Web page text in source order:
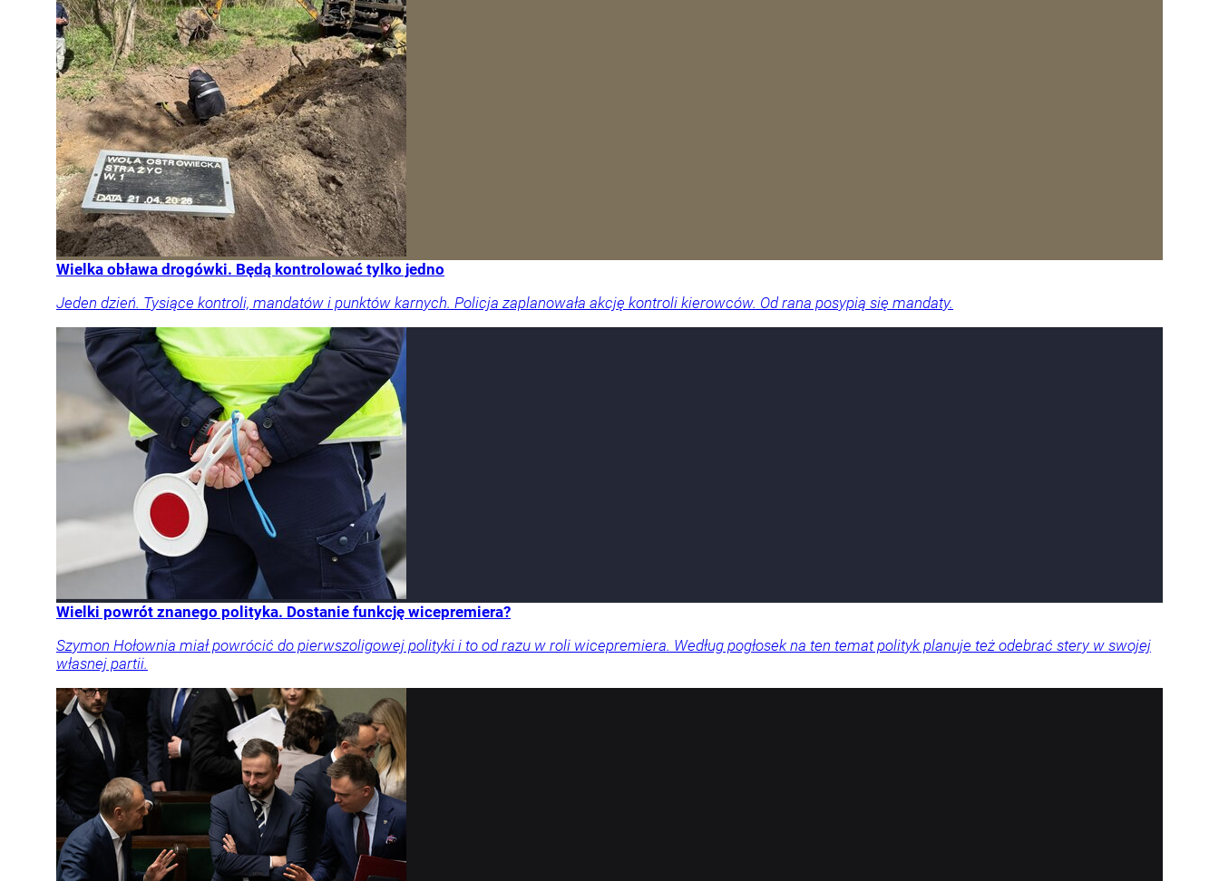
Wielka obława drogówki. Będą kontrolować tylko jedno
Jeden dzień. Tysiące kontroli, mandatów i punktów karnych. Policja zaplanowała akcję kontroli kierowców. Od rana posypią się mandaty.
Wielki powrót znanego polityka. Dostanie funkcję wicepremiera?
Szymon Hołownia miał powrócić do pierwszoligowej polityki i to od razu w roli wicepremiera. Według pogłosek na ten temat polityk planuje też odebrać stery w swojej
własnej partii.